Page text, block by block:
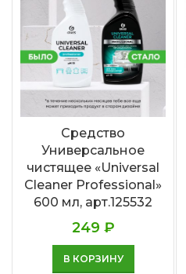
Cредство
Универсальное
чистящее «Universal
Cleaner Professional»
600 мл, арт.125532
249 ₽
В КОРЗИНУ